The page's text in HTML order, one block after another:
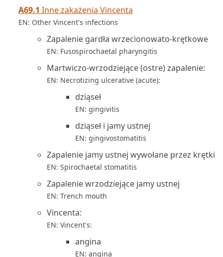
A69.1 Inne zakażenia Vincenta
EN: Other Vincent's infections
Zapalenie gardła wrzecionowato-krętkowe
EN: Fusospirochaetal pharyngitis
Martwiczo-wrzodziejące (ostre) zapalenie:
EN: Necrotizing ulcerative (acute):
dziąseł
EN: gingivitis
dziąseł i jamy ustnej
EN: gingivostomatitis
Zapalenie jamy ustnej wywołane przez krętki
EN: Spirochaetal stomatitis
Zapalenie wrzodziejące jamy ustnej
EN: Trench mouth
Vincenta:
EN: Vincent's:
angina
EN: angina